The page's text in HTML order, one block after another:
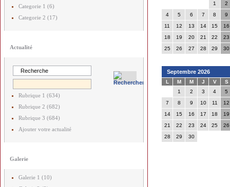
Categorie 1 (6)
Categorie 2 (17)
Actualité
Rubrique 1 (634)
Rubrique 2 (682)
Rubrique 3 (684)
Ajouter votre actualité
Galerie
Galerie 1 (10)
1
2
4
5 6 7 8
9
11
12 13 14 15
16
18
19 20 21 22
23
25
26 27 28 29 30
Septembre 2026
L M M J V
S
1
2 3 4
5
7
8 9 10 11
12
14
15 16 17 18
19
21
22 23 24 25
26
28
29 30